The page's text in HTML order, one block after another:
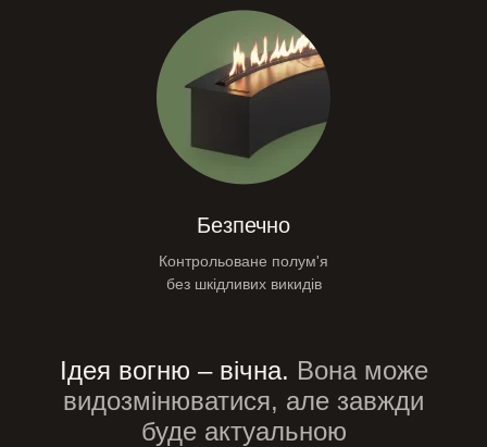
Безпечно
Контрольоване полум'я
без шкідливих викидів
Ідея вогню – вічна. Вона може
видозмінюватися, але завжди
буде актуальною